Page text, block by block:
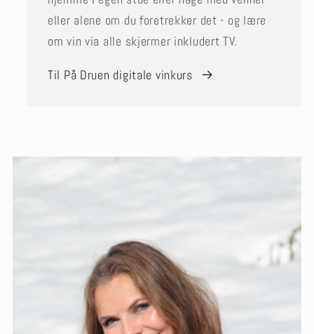
eller alene om du foretrekker det - og lære
om vin via alle skjermer inkludert TV.
Til På Druen digitale vinkurs